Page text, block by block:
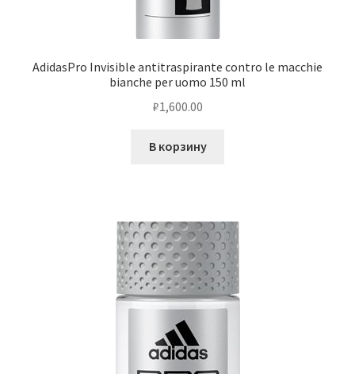
AdidasPro Invisible antitraspirante contro le macchie
bianche per uomo 150 ml
₽1,600.00
В корзину